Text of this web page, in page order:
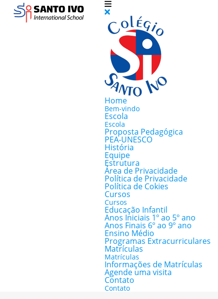
Home
Bem-vindo
Escola
Escola
Proposta Pedagógica
PEA-UNESCO
História
Equipe
Estrutura
Área de Privacidade
Política de Privacidade
Política de Cokies
Cursos
Cursos
Educação Infantil
Anos Iniciais 1º ao 5º ano
Anos Finais 6º ao 9º ano
Ensino Médio
Programas Extracurriculares
Matrículas
Matrículas
Informações de Matrículas
Agende uma visita
Contato
Contato